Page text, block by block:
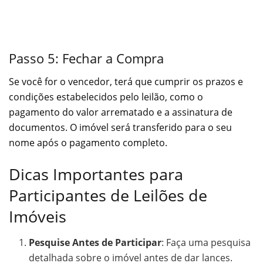
Passo 5: Fechar a Compra
Se você for o vencedor, terá que cumprir os prazos e
condições estabelecidos pelo leilão, como o
pagamento do valor arrematado e a assinatura de
documentos. O imóvel será transferido para o seu
nome após o pagamento completo.
Dicas Importantes para
Participantes de Leilões de
Imóveis
Pesquise Antes de Participar: Faça uma pesquisa
detalhada sobre o imóvel antes de dar lances.